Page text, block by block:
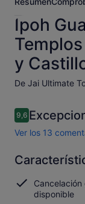
Ipoh
y
De Jai Ultimate
Comentarios
9,69,6 de 10
Ver los 13
9.69.6 sobre 10
Abrir los
13 comentarios
de Viator
Cancelación
disponible